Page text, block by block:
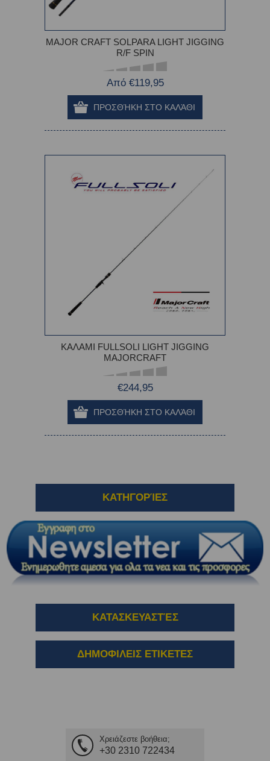
MAJOR CRAFT SOLPARA LIGHT JIGGING
R/F SPIN
Από €119,95
ΚΑΛΑΜΙ FULLSOLI LIGHT JIGGING
MAJORCRAFT
€244,95
ΚΑΤΗΓΟΡΊΕΣ
ΚΑΤΑΣΚΕΥΑΣΤΈΣ
ΔΗΜΟΦΙΛΕΙΣ ΕΤΙΚΕΤΕΣ
Χρειάζεστε βοήθεια;
+30 2310 722434